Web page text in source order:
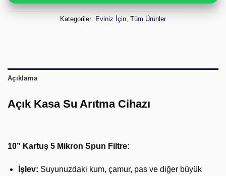
Kategoriler: Eviniz İçin, Tüm Ürünler
Açıklama
Açık Kasa Su Arıtma Cihazı
10” Kartuş 5 Mikron Spun Filtre:
İşlev: Suyunuzdaki kum, çamur, pas ve diğer büyük